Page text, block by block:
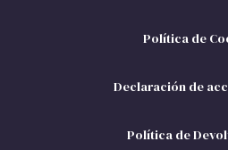
Política de
Declaración de
Política de